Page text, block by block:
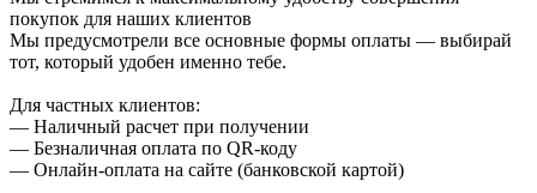
покупок для наших клиентов
Мы предусмотрели все основные формы оплаты — выбирай
тот, который удобен именно тебе.
Для частных клиентов:
— Наличный расчет при получении
— Безналичная оплата по QR-коду
— Онлайн-оплата на сайте (банковской картой)